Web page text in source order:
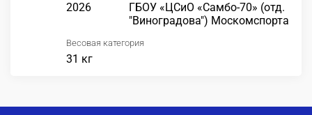
2026
ГБОУ «ЦСиО «Самбо-70» (отд.
"Виноградова") Москомспорта
Весовая категория
31 кг